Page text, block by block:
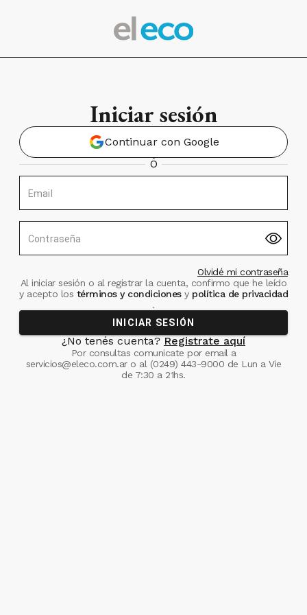
Iniciar sesión
Continuar con Google
Ó
Email
Contraseña
Olvidé mi contraseña
Al iniciar sesión o al registrar la cuenta, confirmo que he leído
y acepto los términos y condiciones ypolítica de privacidad
.
INICIAR SESIÓN
¿No tenés cuenta? Registrate aquí
Por consultas comunicate por email a
servicios@eleco.com.aro al (0249) 443-9000 de Lun a Vie
de 7:30 a 21hs.